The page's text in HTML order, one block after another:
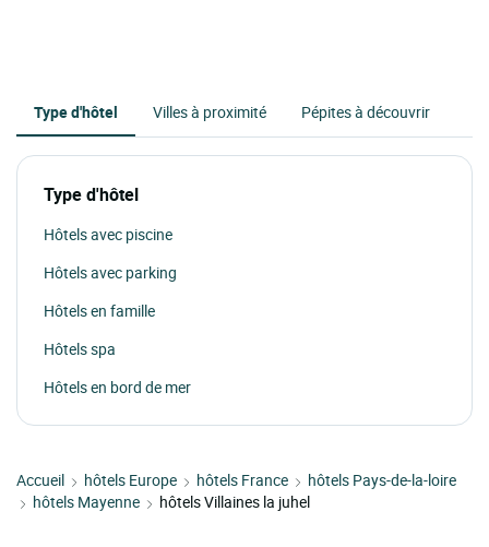
Type d'hôtel Villes à proximité Pépites à découvrir
Type d'hôtel
Hôtels avec piscine
Hôtels avec parking
Hôtels en famille
Hôtels spa
Hôtels en bord de mer
Accueil hôtels Europe hôtels France
hôtels Pays-de-la-loire
hôtels Mayenne
hôtels Villaines la juhel